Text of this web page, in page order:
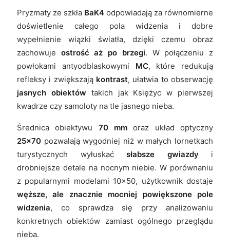
Pryzmaty ze szkła BaK4 odpowiadają za równomierne
doświetlenie całego pola widzenia i dobre
wypełnienie wiązki światła, dzięki czemu obraz
zachowuje ostrość aż po brzegi. W połączeniu z
powłokami antyodblaskowymi MC, które redukują
refleksy i zwiększają kontrast, ułatwia to obserwację
jasnych obiektów takich jak Księżyc w pierwszej
kwadrze czy samoloty na tle jasnego nieba.
Średnica obiektywu 70 mm oraz układ optyczny
25x70 pozwalają wygodniej niż w małych lornetkach
turystycznych wyłuskać słabsze gwiazdy i
drobniejsze detale na nocnym niebie. W porównaniu
z popularnymi modelami 10x50, użytkownik dostaje
węższe, ale znacznie mocniej powiększone pole
widzenia, co sprawdza się przy analizowaniu
konkretnych obiektów zamiast ogólnego przeglądu
nieba.